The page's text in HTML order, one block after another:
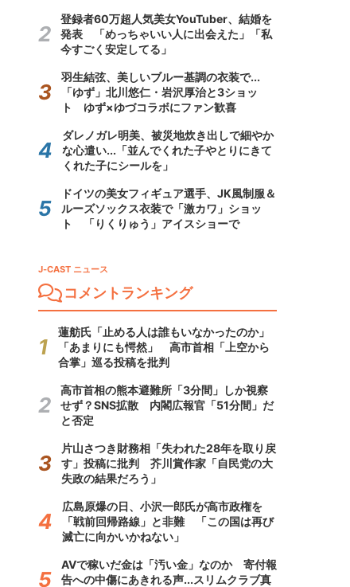
登録者60万超人気美女YouTuber、結婚を
発表 「めっちゃいい人に出会えた」「私
今すごく安定してる」
羽生結弦、美しいブルー基調の衣装で...
「ゆず」北川悠仁・岩沢厚治と3ショッ
ト ゆず×ゆづコラボにファン歓喜
ダレノガレ明美、被災地炊き出しで細やか
な心遣い...「並んでくれた子やとりにきて
くれた子にシールを」
ドイツの美女フィギュア選手、JK風制服＆
ルーズソックス衣装で「激カワ」ショッ
ト 「りくりゅう」アイスショーで
J-CAST ニュース
コメントランキング
蓮舫氏「止める人は誰もいなかったのか」
「あまりにも愕然」 高市首相「上空から
合掌」巡る投稿を批判
高市首相の熊本避難所「3分間」しか視察
せず？SNS拡散 内閣広報官「51分間」だ
と否定
片山さつき財務相「失われた28年を取り戻
す」投稿に批判 芥川賞作家「自民党の大
失政の結果だろう」
広島原爆の日、小沢一郎氏が高市政権を
「戦前回帰路線」と非難 「この国は再び
滅亡に向かいかねない」
AVで稼いだ金は「汚い金」なのか 寄付報
告への中傷にあきれる声...スリムクラブ真